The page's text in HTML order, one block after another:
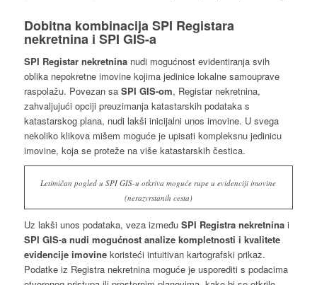
Dobitna kombinacija SPI Registara
nekretnina i SPI GIS-a
SPI Registar nekretninanudi mogućnost evidentiranja svih
oblika nepokretne imovine kojima jedinice lokalne samouprave
raspolažu. Povezan sa SPI GIS-om, Registar nekretnina,
zahvaljujući opciji preuzimanja katastarskih podataka s
katastarskog plana, nudi lakši inicijalni unos imovine. U svega
nekoliko klikova mišem moguće je upisati kompleksnu jedinicu
imovine, koja se proteže na više katastarskih čestica.
Letimičan pogled u SPI GIS-u otkriva moguće rupe u evidenciji imovine
(nerazvrstanih cesta)
Uz lakši unos podataka, veza između SPI Registra nekretninai
SPI GIS-a nudi mogućnost analize kompletnosti i kvalitete
evidencije imovinekoristeći intuitivan kartografski prikaz.
Podatke iz Registra nekretnina moguće je usporediti s podacima